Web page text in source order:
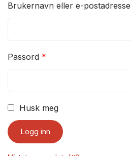
Brukernavn eller e-postadresse
Passord *
Husk meg
Logg inn